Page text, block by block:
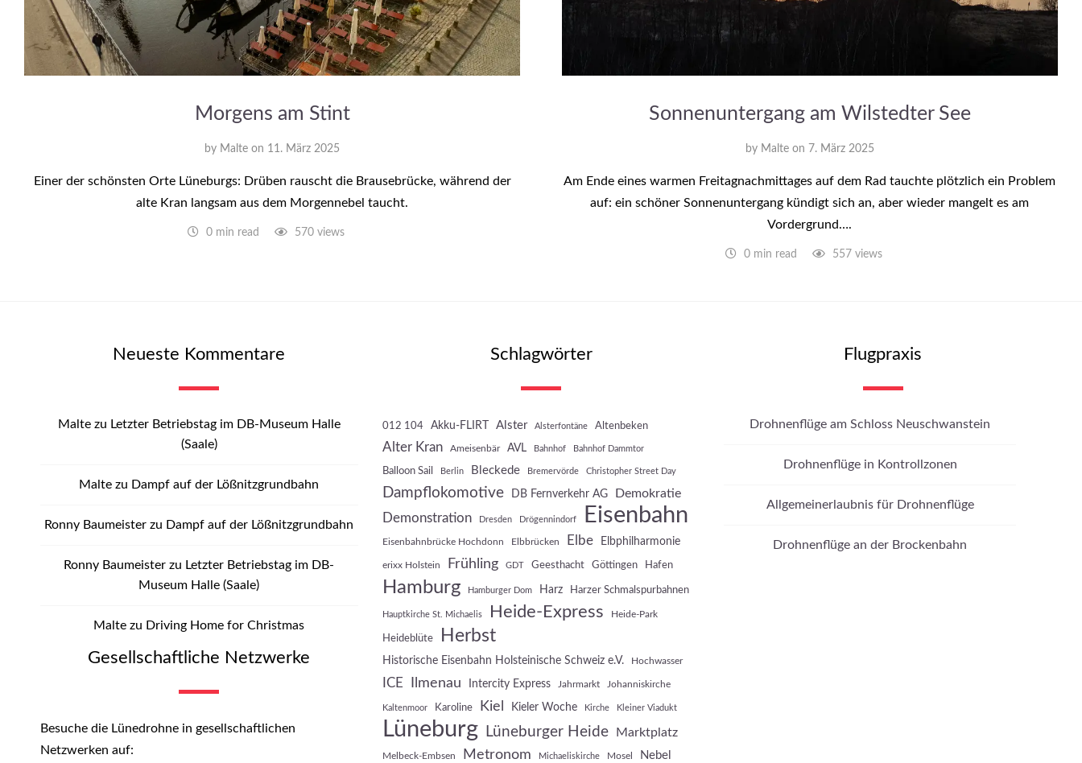
Morgens am Stint
by Malte on 11. März 2025
Einer der schönsten Orte Lüneburgs: Drüben rauscht die Brausebrücke, während der
alte Kran langsam aus dem Morgennebel taucht.
0 min read 570 views
Sonnenuntergang am Wilstedter See
by Malte on 7. März 2025
Am Ende eines warmen Freitagnachmittages auf dem Rad tauchte plötzlich ein Problem
auf: ein schöner Sonnenuntergang kündigt sich an, aber wieder mangelt es am
Vordergrund….
0 min read 557 views
Neueste Kommentare
Maltezu Letzter Betriebstag im DB-Museum Halle
(Saale)
Malte zu Dampf auf der Lößnitzgrundbahn
Ronny Baumeister zu Dampf auf der Lößnitzgrundbahn
Ronny Baumeister zu Letzter Betriebstag im DB-
Museum Halle (Saale)
Malte zu Driving Home for Christmas
Gesellschaftliche Netzwerke
Besuche die Lünedrohne in gesellschaftlichen
Netzwerken auf:
Schlagwörter
012 104 Akku-FLIRT Alster Alsterfontäne Altenbeken
Alter Kran Ameisenbär AVL Bahnhof Bahnhof Dammtor
Balloon Sail Berlin Bleckede Bremervörde Christopher Street Day
Dampflokomotive DB Fernverkehr AG Demokratie
Demonstration Dresden Drögennindorf Eisenbahn
Eisenbahnbrücke Hochdonn Elbbrücken Elbe Elbphilharmonie
erixx Holstein Frühling GDT Geesthacht Göttingen Hafen
Hamburg Hamburger Dom Harz Harzer Schmalspurbahnen
Hauptkirche St. Michaelis Heide-Express Heide-Park
Heideblüte Herbst
Historische Eisenbahn Holsteinische Schweiz e.V. Hochwasser
ICE Ilmenau Intercity Express Jahrmarkt Johanniskirche
Kaltenmoor Karoline Kiel Kieler Woche Kirche Kleiner Viadukt
Lüneburg Lüneburger Heide Marktplatz
Melbeck-Embsen Metronom Michaeliskirche Mosel Nebel
Flugpraxis
Drohnenflüge am Schloss Neuschwanstein
Drohnenflüge in Kontrollzonen
Allgemeinerlaubnis für Drohnenflüge
Drohnenflüge an der Brockenbahn